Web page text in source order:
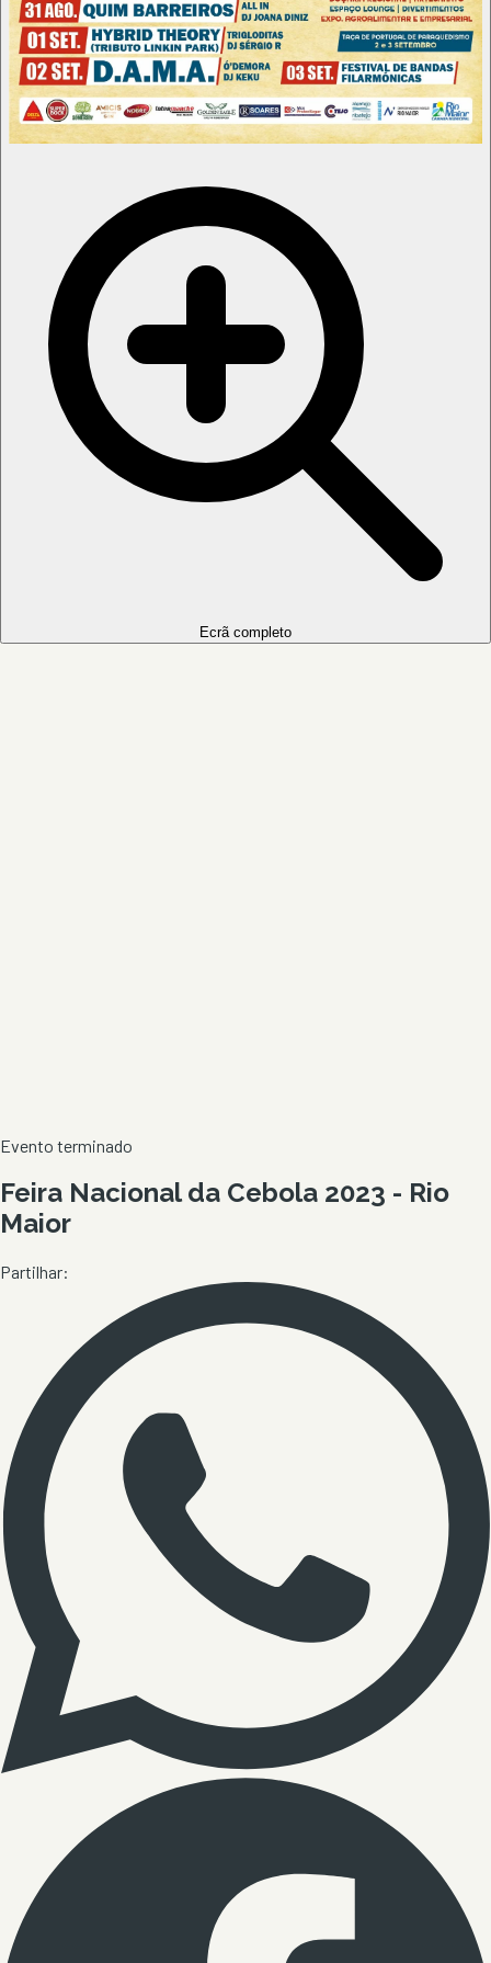
Ecrã completo
Evento terminado
Feira Nacional da Cebola 2023 - Rio
Maior
Partilhar: